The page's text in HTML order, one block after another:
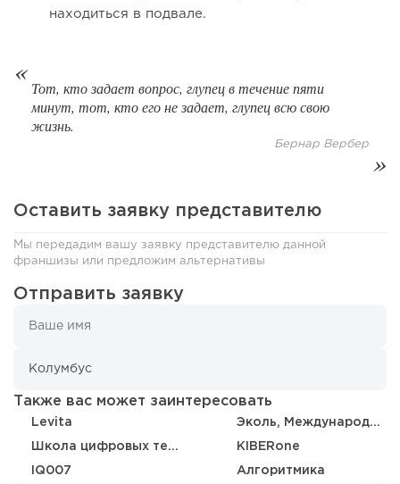
От стартапа за 30 тысяч рублей до бизнеса стоимостью
миллиарды:...
находиться в подвале.
Тот, кто задает вопрос, глупец в течение пяти
минут, тот, кто его не задает, глупец всю свою
жизнь.
Бернар Вербер
Оставить заявку представителю
Мы передадим вашу заявку представителю данной
франшизы или предложим альтернативы
Отправить заявку
Также вас может заинтересовать
Levita Эколь, Международная школа профессий
Школа цифровых технологий KIBERone
IQ007 Алгоритмика